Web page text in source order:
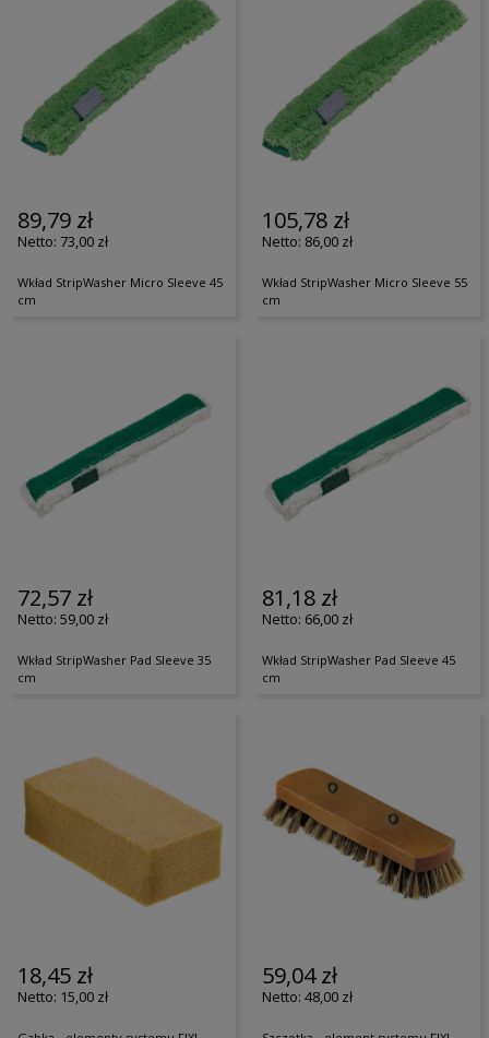
89,79 zł
73,00 zł
Wkład StripWasher Micro Sleeve 45
cm
105,78 zł
86,00 zł
Wkład StripWasher Micro Sleeve 55
cm
72,57 zł
59,00 zł
Wkład StripWasher Pad Sleeve 35
cm
81,18 zł
66,00 zł
Wkład StripWasher Pad Sleeve 45
cm
18,45 zł
15,00 zł
59,04 zł
48,00 zł